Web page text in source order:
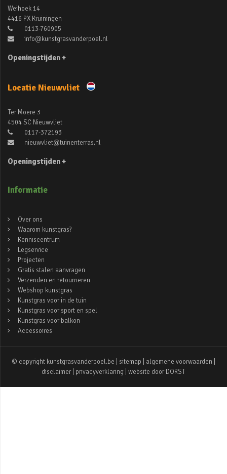
Weihoek 14
4416 PX Kruiningen
0113-760905
info@kunstgrasvanderpoel.nl
Openingstijden +
Locatie Nieuwvliet
Ter Moere 3
4504 SC Nieuwvliet
0117-372193
nieuwvliet@tuinenterras.nl
Openingstijden +
Informatie
Over ons
Waarom kunstgras?
Kenniscentrum
Legservice
Projecten
Gratis stalen aanvragen
Verzenden en retourneren
Webshop kunstgras
Kunstgras voor in de tuin
Kunstgras voor sport en spel
Kunstgras voor balkon
Accessoires
© copyright kunstgrasvanderpoel.be | sitemap algemene voorwaarden
disclaimer
privacyverklaring | website door DORST